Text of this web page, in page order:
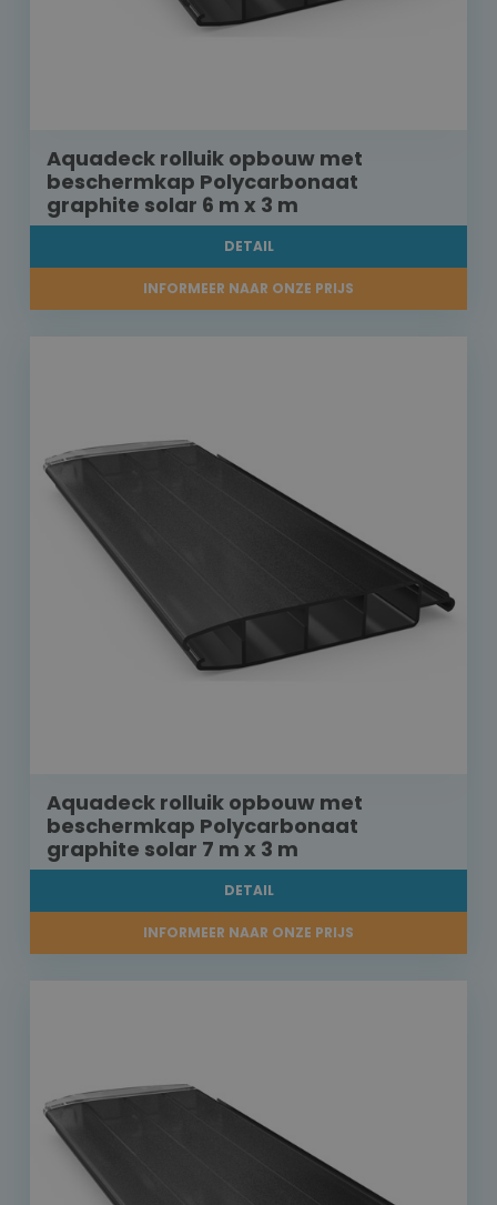
Aquadeck rolluik opbouw met
beschermkap Polycarbonaat
graphite solar 6 m x 3 m
DETAIL
INFORMEER NAAR ONZE PRIJS
Aquadeck rolluik opbouw met
beschermkap Polycarbonaat
graphite solar 7 m x 3 m
DETAIL
INFORMEER NAAR ONZE PRIJS